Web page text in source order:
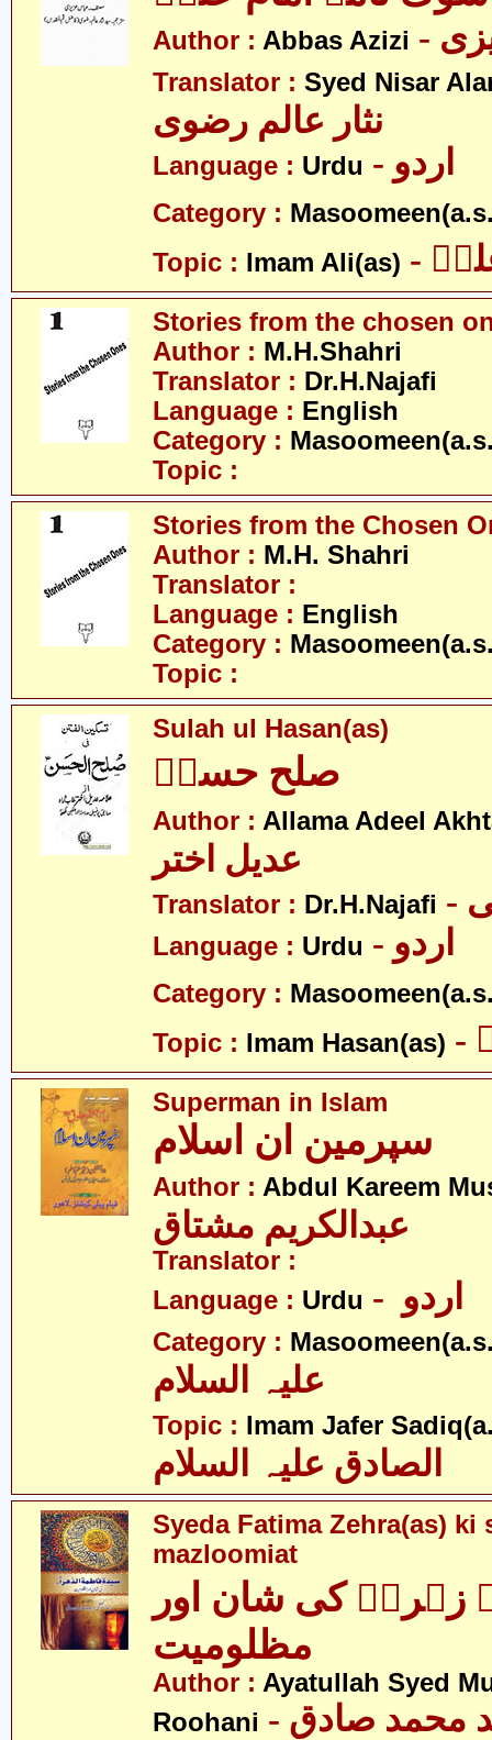
Author : Abbas Azizi
Translator : Syed Nisar
نثار عالم رضوی
Language : Urdu - اردو
Category :
Topic : Imam Ali(as)
Stories from the chosen
Author : M.H.Shahri
Translator : Dr.H.Najafi
Language : English
Category :
Topic :
Stories from the Chosen
Author : M.H. Shahri
Translator :
Language : English
Category :
Topic :
Sulah ul Hasan(as)
صلح حسنؑ
Author : Allama Adeel
عدیل اختر
Translator : Dr.H.Najafi
Language : Urdu - اردو
Category :
Topic : Imam Hasan(as)
Superman in Islam
سپرمین ان اسلام
Author : Abdul Kareem
عبدالکریم مشتاق
Translator :
Language : Urdu
Category :
Topic : Imam Jafer
الصادق علیہ السلام
Syeda Fatima Zehra(as) ki
mazloomiat
زہراؑ کی شان اور
مظلومیت
Author : Ayatullah Syed
Roohani - آیت اللہ سید محمد صادق